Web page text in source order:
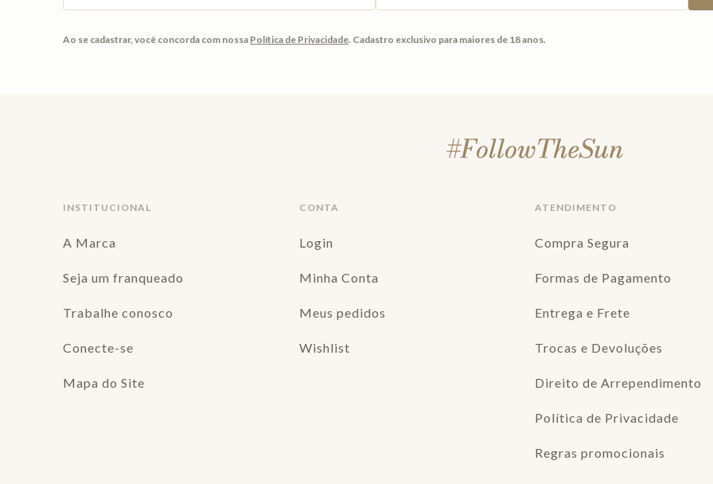
Ao se cadastrar, você concorda com nossa Política de Privacidade. Cadastro exclusivo para maiores de 18 anos.
INSTITUCIONAL
A Marca
Seja um franqueado
Trabalhe conosco
Conecte-se
Mapa do Site
CONTA
Login
Minha Conta
Meus pedidos
Wishlist
ATENDIMENTO
Compra Segura
Formas de Pagamento
Entrega e Frete
Trocas e Devoluções
Direito de Arrependimento
Política de Privacidade
Regras promocionais